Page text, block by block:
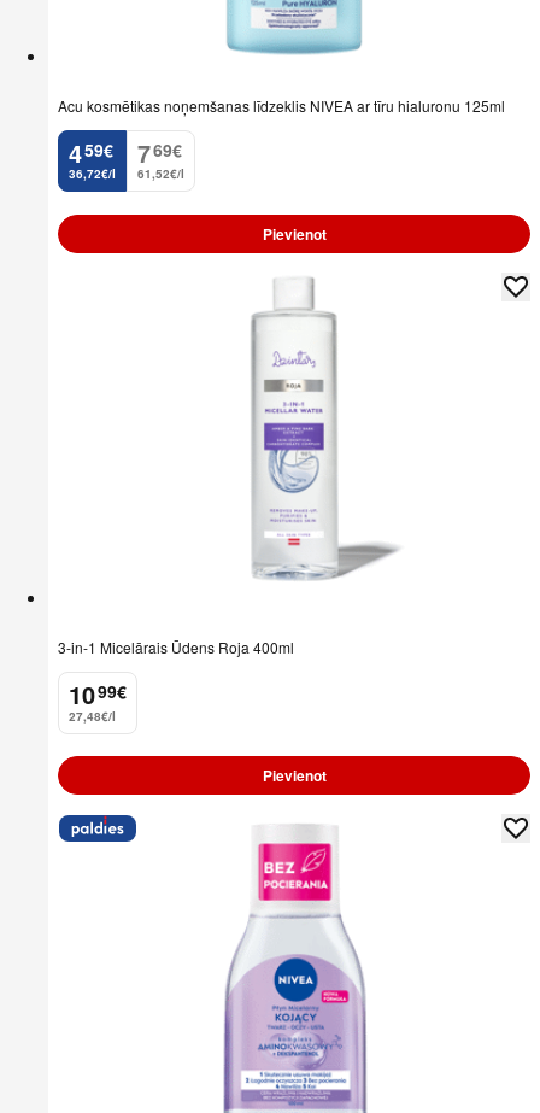
Acu kosmētikas noņemšanas līdzeklis NIVEA ar tīru hialuronu 125ml
4
. 59€
36,72€/l
7
. 69€
61,52€/l
Pievienot
3-in-1 Micelārais Ūdens Roja 400ml
10
. 99€
27,48€/l
Pievienot